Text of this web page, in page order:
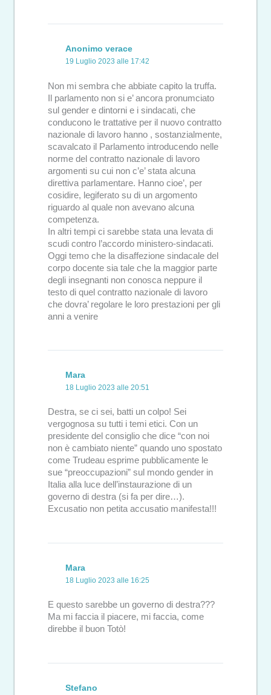
Anonimo verace
19 Luglio 2023 alle 17:42
Non mi sembra che abbiate capito la truffa.
Il parlamento non si e’ ancora pronumciato
sul gender e dintorni e i sindacati, che
conducono le trattative per il nuovo contratto
nazionale di lavoro hanno , sostanzialmente,
scavalcato il Parlamento introducendo nelle
norme del contratto nazionale di lavoro
argomenti su cui non c’e’ stata alcuna
direttiva parlamentare. Hanno cioe’, per
cosidire, legiferato su di un argomento
riguardo al quale non avevano alcuna
competenza.
In altri tempi ci sarebbe stata una levata di
scudi contro l’accordo ministero-sindacati.
Oggi temo che la disaffezione sindacale del
corpo docente sia tale che la maggior parte
degli insegnanti non conosca neppure il
testo di quel contratto nazionale di lavoro
che dovra’ regolare le loro prestazioni per gli
anni a venire
Mara
18 Luglio 2023 alle 20:51
Destra, se ci sei, batti un colpo! Sei
vergognosa su tutti i temi etici. Con un
presidente del consiglio che dice “con noi
non è cambiato niente” quando uno spostato
come Trudeau esprime pubblicamente le
sue “preoccupazioni” sul mondo gender in
Italia alla luce dell’instaurazione di un
governo di destra (si fa per dire…).
Excusatio non petita accusatio manifesta!!!
Mara
18 Luglio 2023 alle 16:25
E questo sarebbe un governo di destra???
Ma mi faccia il piacere, mi faccia, come
direbbe il buon Totò!
Stefano